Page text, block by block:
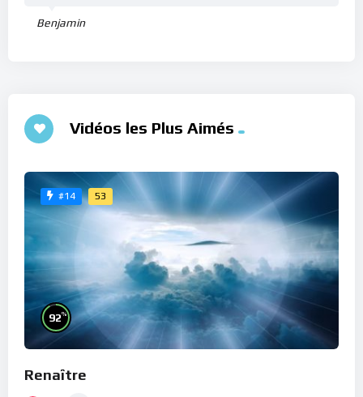
Benjamin
Vidéos les Plus Aimés
#14 53
92%
Renaître